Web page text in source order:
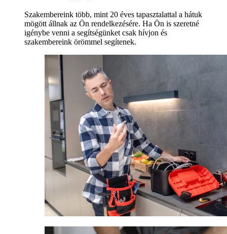
Szakembereink több, mint 20 éves tapasztalattal a hátuk
mögött állnak az Ön rendelkezésére. Ha Ön is szeretné
igénybe venni a segítségünket csak hívjon és
szakembereink örömmel segítenek.